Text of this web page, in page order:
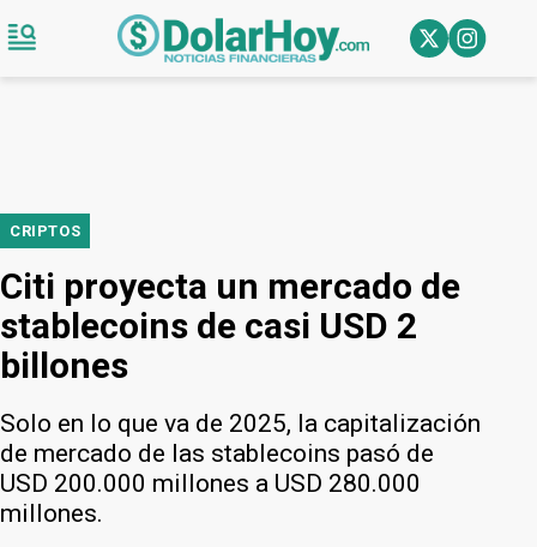
CRIPTOS
Citi proyecta un mercado de
stablecoins de casi USD 2
billones
Solo en lo que va de 2025, la capitalización
de mercado de las stablecoins pasó de
USD 200.000 millones a USD 280.000
millones.